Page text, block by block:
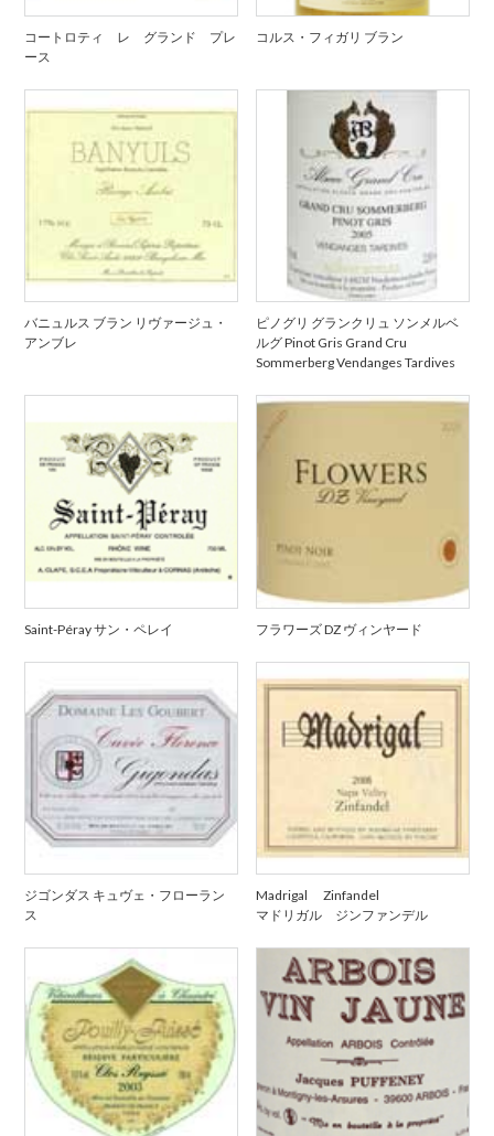
コートロティ レ グランド プレ
ース
コルス・フィガリ ブラン
バニュルス ブラン リヴァージュ・
アンブレ
ピノグリ グランクリュ ソンメルベ
ルグ Pinot Gris Grand Cru
Sommerberg Vendanges Tardives
Saint-Péray サン・ペレイ フラワーズ DZ ヴィンヤード
ジゴンダス キュヴェ・フローラン
ス
Madrigal Zinfandel
マドリガル ジンファンデル